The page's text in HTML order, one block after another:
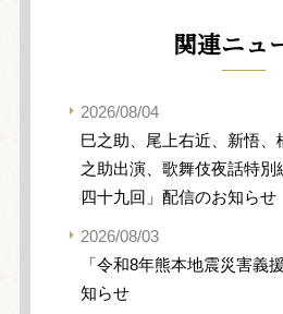
関連ニュ
2026/08/04
巳之助、尾上右近、新悟、
之助出演、歌舞伎夜話特別
四十九回」配信のお知らせ
2026/08/03
「令和8年熊本地震災害義
知らせ